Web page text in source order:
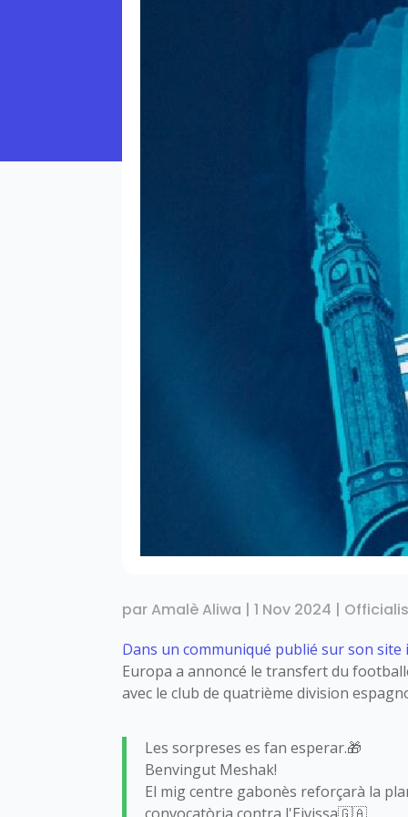
parAmalè Aliwa |1 Nov 2024 |
Dans un communiqué publié sur son
Europa a annoncé le transfert du
avec le club de quatrième division
Les sorpreses es fan esperar.🎁
Benvingut Meshak!
El mig centre gabonès reforçarà la